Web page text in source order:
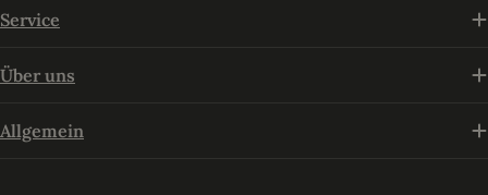
Service
Über uns
Allgemein